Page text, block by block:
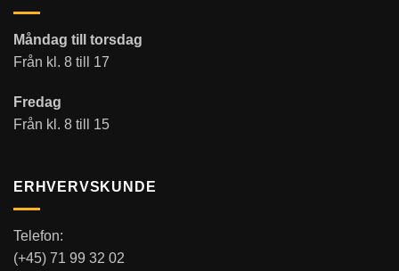
Måndag till torsdag
Från kl. 8 till 17
Fredag
Från kl. 8 till 15
ERHVERVSKUNDE
Telefon:
(+45) 71 99 32 02